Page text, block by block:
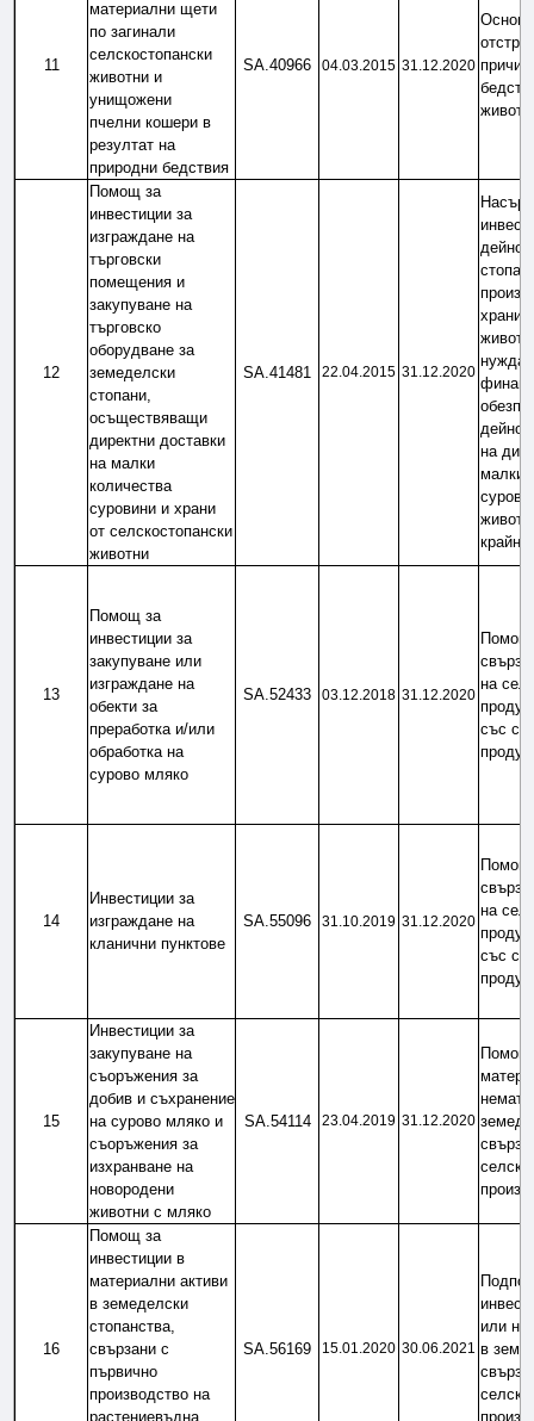
11
материални щети
по загинали
селскостопански
животни и
унищожени
пчелни кошери в
резултат на
природни бедствия
SA.40966 04.03.2015 31.12.2020
12
Помощ за
инвестиции за
изграждане на
търговски
помещения и
закупуване на
търговско
оборудване за
земеделски
стопани,
осъществяващи
директни доставки
на малки
количества
суровини и храни
от селскостопански
животни
SA.41481 22.04.2015 31.12.2020
на
малки
13
Помощ за
инвестиции за
закупуване или
изграждане на
обекти за
преработка и/или
обработка на
сурово мляко
SA.52433 03.12.2018 31.12.2020
Помощ
на
със
14
Инвестиции за
изграждане на
кланични пунктове
SA.55096 31.10.2019 31.12.2020
Помощ
на
със
15
Инвестиции за
закупуване на
съоръжения за
добив и съхранение
на сурово мляко и
съоръжения за
изхранване на
новородени
животни с мляко
SA.54114 23.04.2019 31.12.2020
Помощ
16
Помощ за
инвестиции в
материални активи
в земеделски
стопанства,
свързани с
първично
производство на
растениевъдна
SA.56169 15.01.2020 30.06.2021
или
в